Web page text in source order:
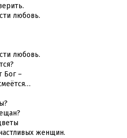
любовь.
любовь.
Бог –
женщин.